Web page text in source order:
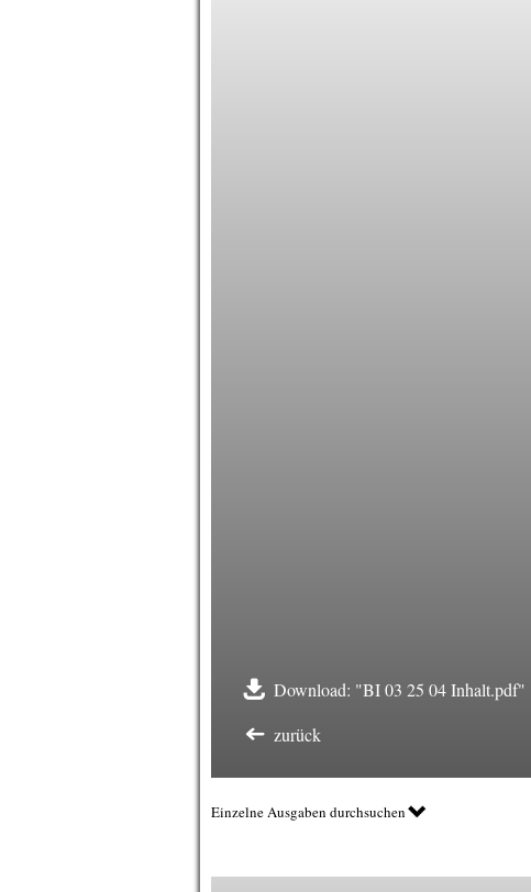
Download: "BI 03 25 04 Inhalt.pdf"
zurück
Einzelne Ausgaben durchsuchen